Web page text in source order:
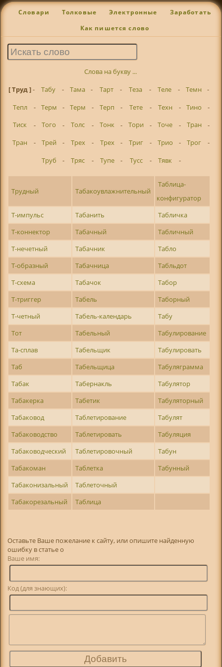
Словари Толковые Электронные Заработать
Как пишется слово
Слова на букву ...
[ Труд ]- Табу - Тама - Тарт - Теза - Теле - Темн
-
Тепл
- Терм - Терм - Терп - Тете - Техн - Тино
-
Тиск
- Того - Толс - Тонк - Тори - Точе - Тран
-
Тран
- Трей - Трех - Трех - Триг - Трио - Трог
-
Труб
- Тряс - Тупе - Тусс - Тявк -
Трудный Табакоувлажнительный
Таблица-
конфигуратор
Т-импульс
Табанить
Табличка
Т-коннектор
Табачный
Табличный
Т-нечетный
Табачник
Табло
Т-образный
Табачница
Табльдот
Т-схема
Табачок
Табор
Т-триггер
Табель
Таборный
Т-четный
Табель-календарь
Табу
Тот
Табельный
Табулирование
Та-сплав
Табельщик
Табулировать
Таб
Табельщица
Табуляграмма
Табак
Табернакль
Табулятор
Табакерка
Табетик
Табуляторный
Табаковод
Таблетирование
Табулят
Табаководство
Таблетировать
Табуляция
Табаководческий
Таблетировочный
Табун
Табакоман
Таблетка
Табунный
Табаконизальный
Таблеточный
Табакорезальный
Таблица
Оставьте Ваше пожелание к сайту, или опишите найденную
ошибку в статье о
Ваше имя:
Код (для знающих):